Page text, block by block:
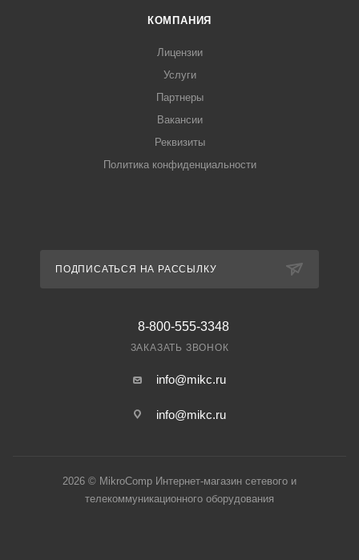
КОМПАНИЯ
Лицензии
Услуги
Партнеры
Вакансии
Реквизиты
Политика конфиденциальности
ПОДПИСАТЬСЯ НА РАССЫЛКУ
8-800-555-3348
ЗАКАЗАТЬ ЗВОНОК
info@mikc.ru
info@mikc.ru
2026 © MikroComp Интернет-магазин сетевого и
телекоммуникационного оборудования